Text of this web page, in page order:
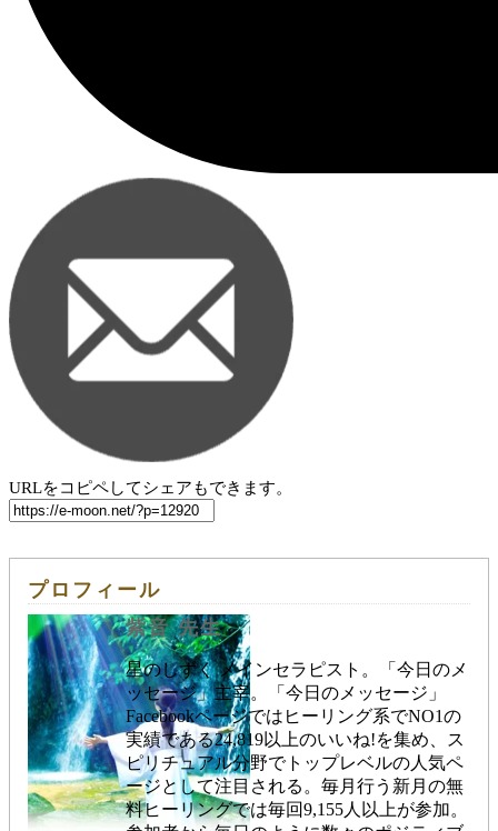
URLをコピペしてシェアもできます。
プロフィール
紫音 先生
星のしずく メインセラピスト。「今日のメ
ッセージ」主宰。「今日のメッセージ」
Facebookページではヒーリング系でNO1の
実績である24,819以上のいいね!を集め、ス
ピリチュアル分野でトップレベルの人気ペ
ージとして注目される。毎月行う新月の無
料ヒーリングでは毎回9,155人以上が参加。